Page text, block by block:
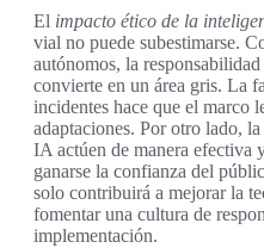
El impacto ético de la
vial no puede subestimarse.
autónomos, la
convierte en un área gris. La
incidentes hace que el marco
adaptaciones. Por otro lado,
IA actúen de manera efectiva
ganarse la confianza del
solo contribuirá a mejorar la
fomentar una cultura de
implementación.